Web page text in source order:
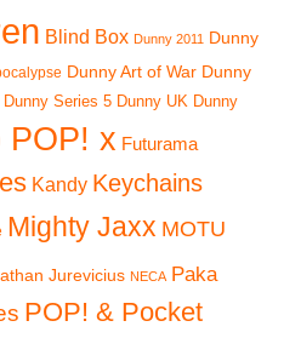
Blind Box Dunny 2011 Dunny
Dunny Art of War Dunny
Dunny Series 5 Dunny UK Dunny
POP! x Futurama
Kandy Keychains
Mighty Jaxx MOTU
Jurevicius NECA Paka
POP! & Pocket